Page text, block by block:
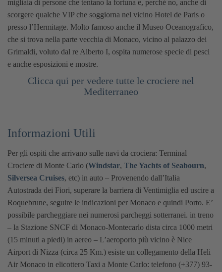
migliaia di persone che tentano la fortuna e, perché no, anche di
scorgere qualche VIP che soggiorna nel vicino Hotel de Paris o
presso l’Hermitage. Molto famoso anche il Museo Oceanografico,
che si trova nella parte vecchia di Monaco, vicino al palazzo dei
Grimaldi, voluto dal re Alberto I, ospita numerose specie di pesci
e anche esposizioni e mostre.
Clicca qui per vedere tutte le crociere nel
Mediterraneo
Informazioni Utili
Per gli ospiti che arrivano sulle navi da crociera: Terminal
Crociere di Monte Carlo (Windstar, The Yachts of Seabourn,
Silversea Cruises, etc) in auto – Provenendo dall’Italia
Autostrada dei Fiori, superare la barriera di Ventimiglia ed uscire a
Roquebrune, seguire le indicazioni per Monaco e quindi Porto. E’
possibile parcheggiare nei numerosi parcheggi sotterranei. in treno
– la Stazione SNCF di Monaco-Montecarlo dista circa 1000 metri
(15 minuti a piedi) in aereo – L’aeroporto più vicino è Nice
Airport di Nizza (circa 25 Km.) esiste un collegamento della Heli
Air Monaco in elicottero Taxi a Monte Carlo: telefono (+377) 93-